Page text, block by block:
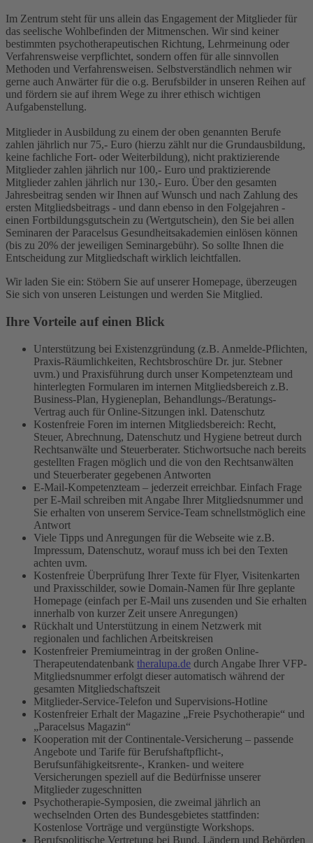
Im Zentrum steht für uns allein das Engagement der Mitglieder für
das seelische Wohlbefinden der Mitmenschen. Wir sind keiner
bestimmten psychotherapeutischen Richtung, Lehrmeinung oder
Verfahrensweise verpflichtet, sondern offen für alle sinnvollen
Methoden und Verfahrensweisen. Selbstverständlich nehmen wir
gerne auch Anwärter für die o.g. Berufsbilder in unseren Reihen auf
und fördern sie auf ihrem Wege zu ihrer ethisch wichtigen
Aufgabenstellung.
Mitglieder in Ausbildung zu einem der oben genannten Berufe
zahlen jährlich nur 75,- Euro (hierzu zählt nur die Grundausbildung,
keine fachliche Fort- oder Weiterbildung), nicht praktizierende
Mitglieder zahlen jährlich nur 100,- Euro und praktizierende
Mitglieder zahlen jährlich nur 130,- Euro. Über den gesamten
Jahresbeitrag senden wir Ihnen auf Wunsch und nach Zahlung des
ersten Mitgliedsbeitrags - und dann ebenso in den Folgejahren -
einen Fortbildungsgutschein zu (Wertgutschein), den Sie bei allen
Seminaren der Paracelsus Gesundheitsakademien einlösen können
(bis zu 20% der jeweiligen Seminargebühr). So sollte Ihnen die
Entscheidung zur Mitgliedschaft wirklich leichtfallen.
Wir laden Sie ein: Stöbern Sie auf unserer Homepage, überzeugen
Sie sich von unseren Leistungen und werden Sie Mitglied.
Ihre Vorteile auf einen Blick
Unterstützung bei Existenzgründung (z.B. Anmelde-Pflichten,
Praxis-Räumlichkeiten, Rechtsbroschüre Dr. jur. Stebner
uvm.) und Praxisführung durch unser Kompetenzteam und
hinterlegten Formularen im internen Mitgliedsbereich z.B.
Business-Plan, Hygieneplan, Behandlungs-/Beratungs-
Vertrag auch für Online-Sitzungen inkl. Datenschutz
Kostenfreie Foren im internen Mitgliedsbereich: Recht,
Steuer, Abrechnung, Datenschutz und Hygiene betreut durch
Rechtsanwälte und Steuerberater. Stichwortsuche nach bereits
gestellten Fragen möglich und die von den Rechtsanwälten
und Steuerberater gegebenen Antworten
E-Mail-Kompetenzteam – jederzeit erreichbar. Einfach Frage
per E-Mail schreiben mit Angabe Ihrer Mitgliedsnummer und
Sie erhalten von unserem Service-Team schnellstmöglich eine
Antwort
Viele Tipps und Anregungen für die Webseite wie z.B.
Impressum, Datenschutz, worauf muss ich bei den Texten
achten uvm.
Kostenfreie Überprüfung Ihrer Texte für Flyer, Visitenkarten
und Praxisschilder, sowie Domain-Namen für Ihre geplante
Homepage (einfach per E-Mail uns zusenden und Sie erhalten
innerhalb von kurzer Zeit unsere Anregungen)
Rückhalt und Unterstützung in einem Netzwerk mit
regionalen und fachlichen Arbeitskreisen
Kostenfreier Premiumeintrag in der großen Online-
Therapeutendatenbank theralupa.de durch Angabe Ihrer VFP-
Mitgliedsnummer erfolgt dieser automatisch während der
gesamten Mitgliedschaftszeit
Mitglieder-Service-Telefon und Supervisions-Hotline
Kostenfreier Erhalt der Magazine „Freie Psychotherapie“ und
„Paracelsus Magazin“
Kooperation mit der Continentale-Versicherung – passende
Angebote und Tarife für Berufshaftpflicht-,
Berufsunfähigkeitsrente-, Kranken- und weitere
Versicherungen speziell auf die Bedürfnisse unserer
Mitglieder zugeschnitten
Psychotherapie-Symposien, die zweimal jährlich an
wechselnden Orten des Bundesgebietes stattfinden:
Kostenlose Vorträge und vergünstigte Workshops.
Berufspolitische Vertretung bei Bund, Ländern und Behörden